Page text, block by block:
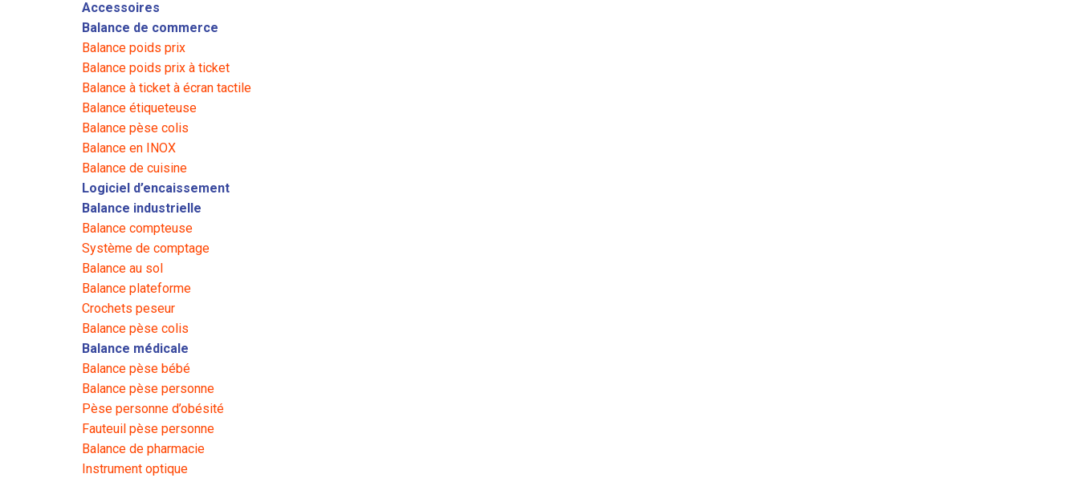
Accessoires
Balance de commerce
Balance poids prix
Balance poids prix à ticket
Balance à ticket à écran tactile
Balance étiqueteuse
Balance pèse colis
Balance en INOX
Balance de cuisine
Logiciel d’encaissement
Balance industrielle
Balance compteuse
Système de comptage
Balance au sol
Balance plateforme
Crochets peseur
Balance pèse colis
Balance médicale
Balance pèse bébé
Balance pèse personne
Pèse personne d’obésité
Fauteuil pèse personne
Balance de pharmacie
Instrument optique